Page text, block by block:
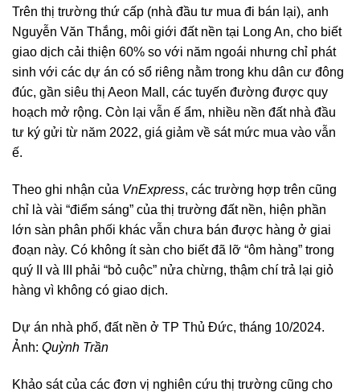
Trên thị trường thứ cấp (nhà đầu tư mua đi bán lại), anh
Nguyễn Văn Thắng, môi giới đất nền tại Long An, cho biết
giao dịch cải thiện 60% so với năm ngoái nhưng chỉ phát
sinh với các dự án có sổ riêng nằm trong khu dân cư đông
đúc, gần siêu thị Aeon Mall, các tuyến đường được quy
hoạch mở rộng. Còn lại vẫn ế ẩm, nhiều nền đất nhà đầu
tư ký gửi từ năm 2022, giá giảm về sát mức mua vào vẫn
ế.
Theo ghi nhận của VnExpress, các trường hợp trên cũng
chỉ là vài “điểm sáng” của thị trường đất nền, hiện phần
lớn sàn phân phối khác vẫn chưa bán được hàng ở giai
đoạn này. Có không ít sàn cho biết đã lỡ “ôm hàng” trong
quý II và III phải “bỏ cuộc” nửa chừng, thậm chí trả lại giỏ
hàng vì không có giao dịch.
Dự án nhà phố, đất nền ở TP Thủ Đức, tháng 10/2024.
Ảnh: Quỳnh Trần
Khảo sát của các đơn vị nghiên cứu thị trường cũng cho